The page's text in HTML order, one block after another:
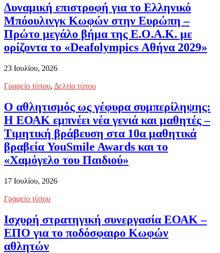
Δυναμική επιστροφή για το Ελληνικό
Μπόουλινγκ Κωφών στην Ευρώπη –
Πρώτο μεγάλο βήμα της Ε.Ο.Α.Κ. με
ορίζοντα το «Deafolympics Αθήνα 2029»
23 Ιουλίου, 2026
Γραφείο τύπου, Δελτία τύπου
Ο αθλητισμός ως γέφυρα συμπερίληψης:
Η ΕΟΑΚ εμπνέει νέα γενιά και μαθητές –
Τιμητική βράβευση στα 10α μαθητικά
βραβεία YouSmile Awards και το
«Χαμόγελο του Παιδιού»
17 Ιουλίου, 2026
Γραφείο τύπου
Ισχυρή στρατηγική συνεργασία ΕΟΑΚ –
ΕΠΟ για το ποδόσφαιρο Κωφών
αθλητών